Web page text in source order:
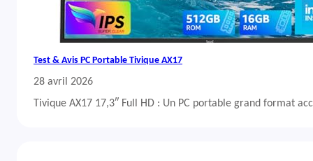
Test & Avis PC Portable Tivique AX17
28 avril 2026
Tivique AX17 17,3″ Full HD : Un PC portable grand format